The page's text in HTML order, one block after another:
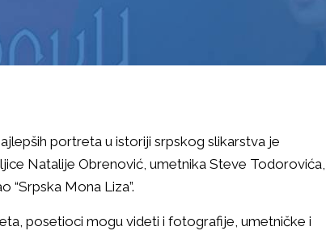
portreta u istoriji srpskog slikarstva je
Natalije Obrenović, umetnika Steve Todorovića,
“Srpska Mona Liza”.
posetioci mogu videti i fotografije, umetničke i